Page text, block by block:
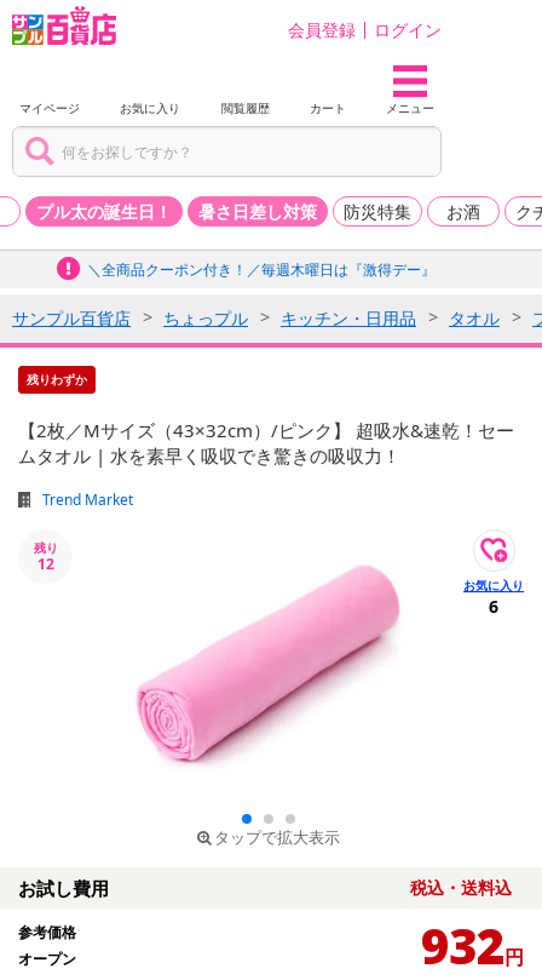
会員登録 ログイン
マイページ お気に入り 閲覧履歴 カート メニュー
プル太の誕生日！ 暑さ日差し対策 防災特集 お酒 ク
＼全商品クーポン付き！／毎週木曜日は『激得デー』
サンプル百貨店 ちょっプル キッチン・日用品 タオル
残りわずか
【2枚／Mサイズ（43×32cm）/ピンク】 超吸水&速乾！セー
ムタオル | 水を素早く吸収でき驚きの吸収力！
Trend Market
残り
12
タップで拡大表示
6
お試し費用 税込・送料込
参考価格
オープン
932円